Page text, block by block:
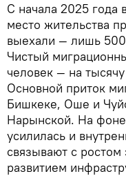
С начала 2025 года
место жительства
выехали — лишь
Чистый
человек — на
Основной приток
Бишкеке, Оше и
Нарынской. На
усилилась и
связывают с ростом
развитием